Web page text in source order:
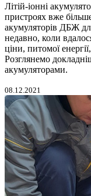
Літій-іонні
пристроях вже
акумуляторів ДБЖ
недавно, коли
ціни, питомої
Розглянемо
акумуляторами.
08.12.2021